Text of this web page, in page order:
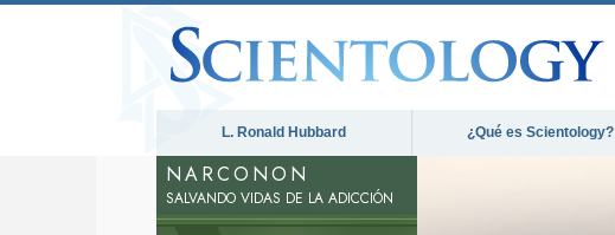
L. Ronald Hubbard ¿Qué es Scientology?
NARCONON
SALVANDO VIDAS DE LA ADICCIÓN